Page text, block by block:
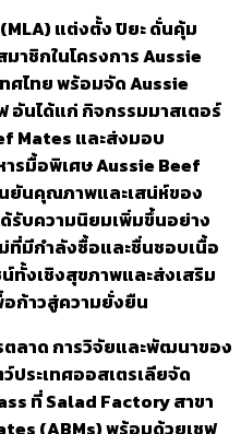
แต่งตั้ง ปิยะ ดั่นคุ้ม
าชิกในโครงการ Aussie
ศไทย พร้อมจัด Aussie
อันได้แก่ กิจกรรมมาสเตอร์
Mates และส่งมอบ
รมื้อพิเศษ Aussie Beef
ยันคุณภาพและเสน่ห์ของ
รับความนิยมเพิ่มขึ้นอย่าง
ที่มีกำลังซื้อและชื่นชอบเนื้อ
ทั้งเชิงสุขภาพและส่งเสริม
ก้าวสู่ความยั่งยืน
ตลาด การวิจัยและพัฒนาของ
ระเทศออสเตรเลียจัด
ที่Salad Factoryสาขา